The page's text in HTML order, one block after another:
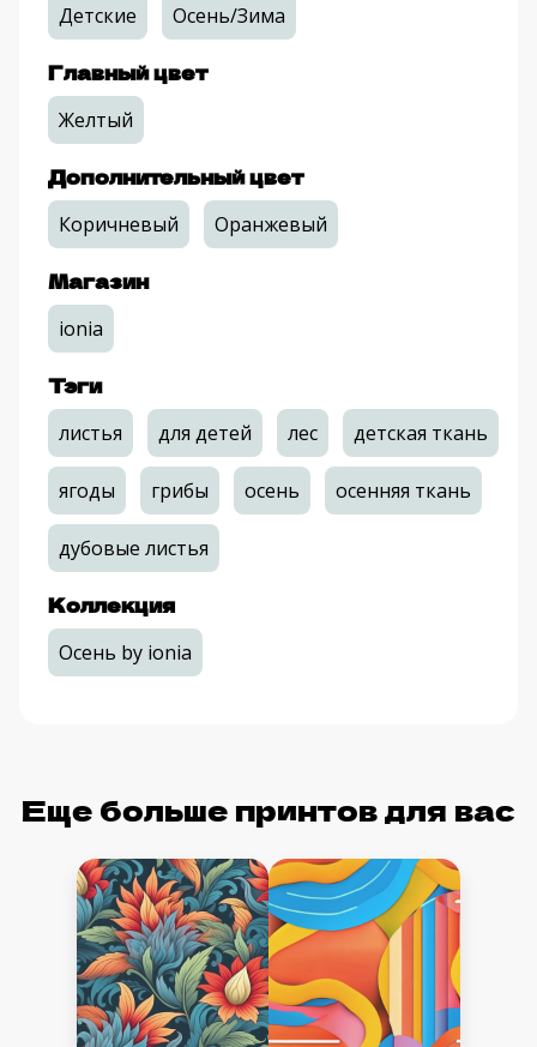
Детские Осень/Зима
Главный цвет
Желтый
Дополнительный цвет
Коричневый Оранжевый
Магазин
ionia
Тэги
листья для детей лес детская ткань
ягоды грибы осень осенняя ткань
дубовые листья
Коллекция
Осень by ionia
Еще больше принтов для вас